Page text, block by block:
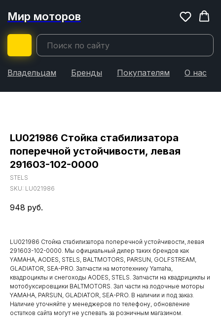
Мир моторов
Владельцам Бренды Покупателям О нас
LU021986 Стойка стабилизатора
поперечной устойчивости, левая
291603-102-0000
STELS
SKU: LU021986
948 руб.
LU021986 Стойка стабилизатора поперечной устойчивости, левая
291603-102-0000. Мы официальный дилер таких брендов как
YAMAHA, AODES, STELS, BALTMOTORS, PARSUN, GOLFSTREAM,
GLADIATOR, SEA-PRO. Запчасти на мототехнику Yamaha,
квадроциклы и снегоходы AODES, STELS. Запчасти на квадрициклы и
мотобуксировщики BALTMOTORS. Зап части на лодочные моторы
YAMAHA, PARSUN, GLADIATOR, SEA-PRO. В наличии и под заказ.
Наличие уточняйте у менеджеров по телефону, обновление
остатков сайта могут не успевать за розничным магазином.